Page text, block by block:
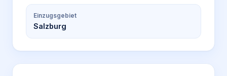
Einzugsgebiet
Salzburg